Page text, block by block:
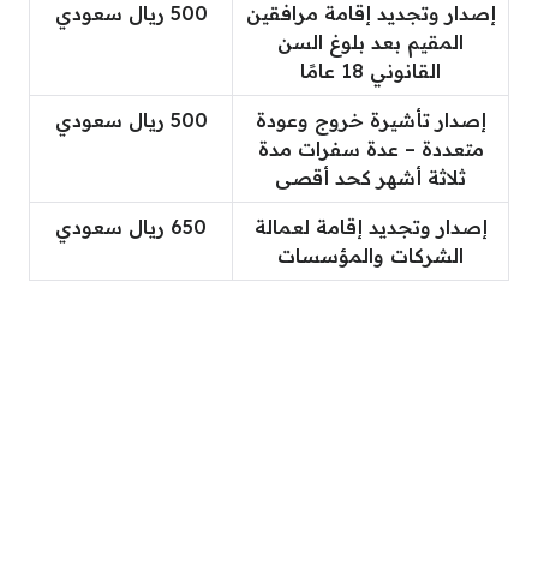
إصدار وتجديد إقامة مرافقين
المقيم بعد بلوغ السن
القانوني 18 عامًا
500 ريال سعودي
إصدار تأشيرة خروج وعودة
متعددة – عدة سفرات مدة
ثلاثة أشهر كحد أقصى
500 ريال سعودي
إصدار وتجديد إقامة لعمالة
الشركات والمؤسسات
650 ريال سعودي